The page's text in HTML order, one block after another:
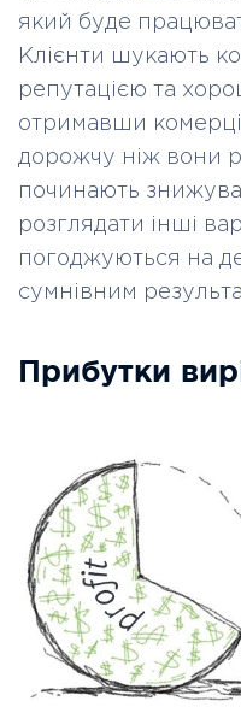
який буде
Клієнти шукають
репутацією та
отримавши
дорожчу ніж вони
починають
розглядати інші
погоджуються на
сумнівним
Прибутки